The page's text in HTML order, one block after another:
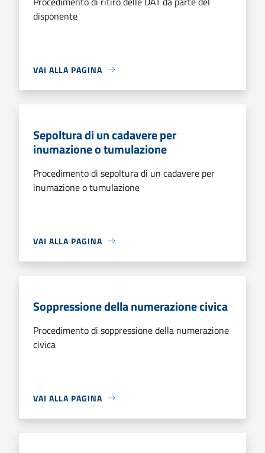
disponente
VAI ALLA PAGINA
Sepoltura di un cadavere per
inumazione o tumulazione
Procedimento di sepoltura di un cadavere per
inumazione o tumulazione
VAI ALLA PAGINA
Soppressione della numerazione civica
Procedimento di soppressione della numerazione
civica
VAI ALLA PAGINA